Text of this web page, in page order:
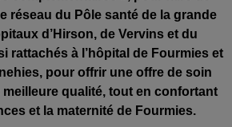
réseau du Pôle santé de la grande
d’Hirson, de Vervins et du
rattachés à l’hôpital de Fourmies et
pour offrir une offre de soin
qualité, tout en confortant
et la maternité de Fourmies.